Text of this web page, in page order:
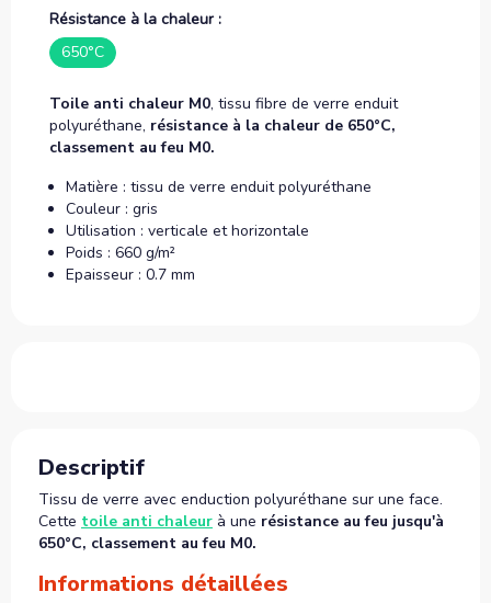
Résistance à la chaleur :
650°C
Toile anti chaleur M0, tissu fibre de verre enduit
polyuréthane, résistance à la chaleur de 650°C,
classement au feu M0.
Matière : tissu de verre enduit polyuréthane
Couleur : gris
Utilisation : verticale et horizontale
Poids : 660 g/m²
Epaisseur : 0.7 mm
Descriptif
Tissu de verre avec enduction polyuréthane sur une face.
Cette toile anti chaleur à une résistance au feu jusqu'à
650°C, classement au feu M0.
Informations détaillées